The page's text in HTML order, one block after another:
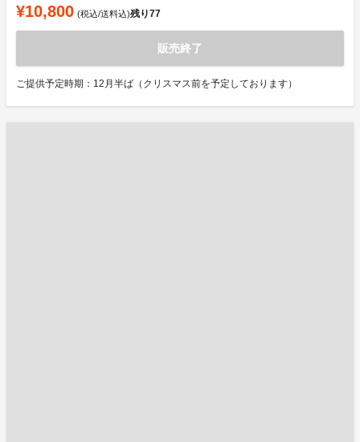
¥10,800 (税込/送料込)残り77
販売終了
ご提供予定時期：12月半ば（クリスマス前を予定しております）